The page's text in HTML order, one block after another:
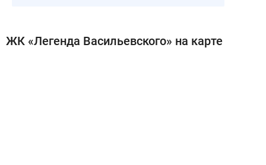
ЖК «Легенда Васильевского» на карте